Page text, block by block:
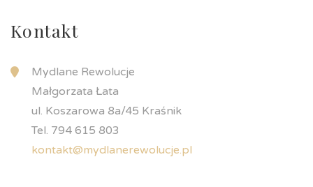
Kontakt
Mydlane Rewolucje
Małgorzata Łata
ul. Koszarowa 8a/45 Kraśnik
Tel. 794 615 803
kontakt@mydlanerewolucje.pl